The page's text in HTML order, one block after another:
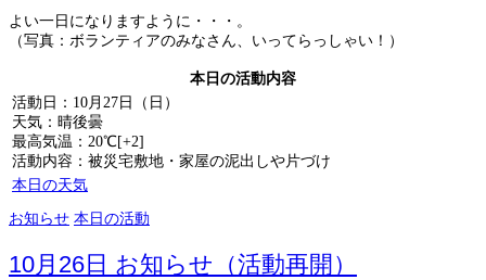
よい一日になりますように・・・。
（写真：ボランティアのみなさん、いってらっしゃい！）
本日の活動内容
活動日：10月27日（日）
天気：晴後曇
最高気温：20℃[+2]
活動内容：被災宅敷地・家屋の泥出しや片づけ
本日の天気
お知らせ 本日の活動
10月26日 お知らせ（活動再開）